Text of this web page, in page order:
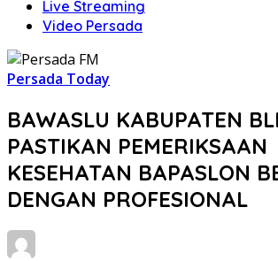
Live Streaming
Video Persada
Persada Today
BAWASLU KABUPATEN
PASTIKAN PEMERIKSAAN
KESEHATAN BAPASLON
DENGAN PROFESIONAL